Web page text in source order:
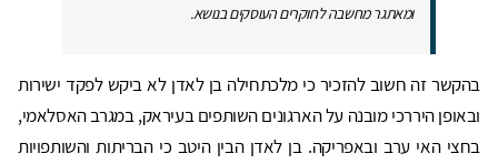
ומאתגר מחשבה לחוקרים העוסקים בנושא.
בהקשר זה חשוב להזכיר כי מלכתחילה בן לאדן לא ביקש לפקד ישירות
ובאופן היררכי מובנה על הארגונים השותפים בעיראק, במגרב האסלאמי,
בחצי האי ערב ובאפריקה. בן לאדן הבין היטב כי הבריתות והשותפויות